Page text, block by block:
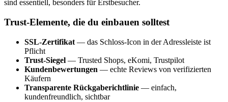
sind essentiell, besonders für Erstbesucher.
Trust-Elemente, die du einbauen solltest
SSL-Zertifikat — das Schloss-Icon in der Adressleiste ist
Pflicht
Trust-Siegel — Trusted Shops, eKomi, Trustpilot
Kundenbewertungen — echte Reviews von verifizierten
Käufern
Transparente Rückgaberichtlinie — einfach,
kundenfreundlich, sichtbar